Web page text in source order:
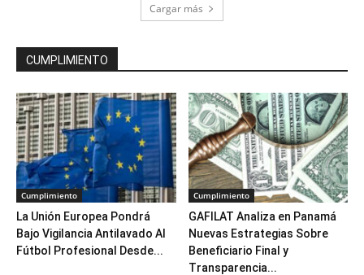
Cargar más
CUMPLIMIENTO
Cumplimiento
La Unión Europea Pondrá
Bajo Vigilancia Antilavado Al
Fútbol Profesional Desde...
Cumplimiento
GAFILAT Analiza en Panamá
Nuevas Estrategias Sobre
Beneficiario Final y
Transparencia...